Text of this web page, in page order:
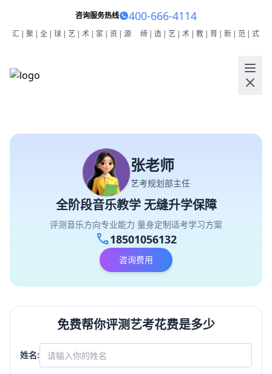
咨询服务热线 400-666-4114
汇|聚|全|球|艺|术|家|资|源 缔|造|艺|术|教|育|新|范|式
张老师
艺考规划部主任
全阶段音乐教学 无缝升学保障
评测音乐方向专业能力 量身定制适考学习方案
call18501056132
咨询费用
免费帮你评测艺考花费是多少
姓名: